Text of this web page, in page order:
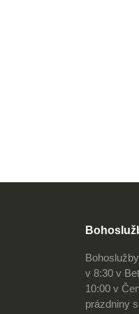
v 8:30 v
10:00 v
prázdniny